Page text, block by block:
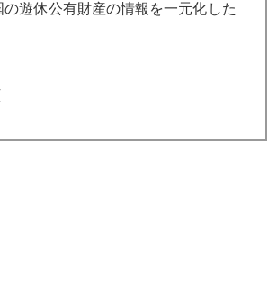
遊休公有財産の情報を一元化した